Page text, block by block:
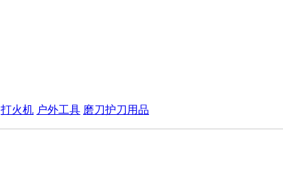
打火机 户外工具 磨刀护刀用品